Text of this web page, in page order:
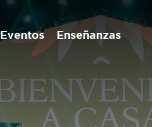
Eventos
Enseñanzas